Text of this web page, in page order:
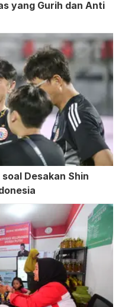
yang Gurih dan Anti
Desakan Shin